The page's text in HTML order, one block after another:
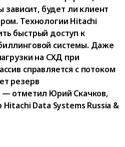
зависит, будет ли клиент
Технологии Hitachi
быстрый доступ к
системы. Даже
на СХД при
справляется с потоком
резерв
— отметил Юрий Скачков,
Data Systems Russia &